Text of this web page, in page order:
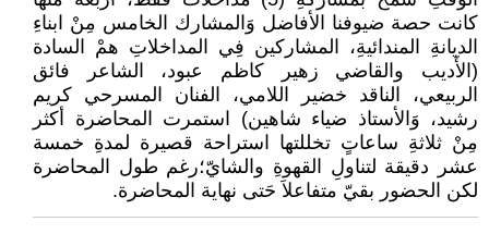
كانت حصة ضيوفنا الأفاضل وَالمشارك الخامس مِنْ ابناءِ
الديانةِ المندائيةِ، المشاركين فِي المداخلاتِ همْ السادة
(الأَديب والقاضي زهير كاظم عبود، الشاعر فائق
الربيعي، الناقد خضير اللامي، الفنان المسرحي كريم
رشيد، وَالأستاذ ضياء شاهين) استمرت المحاضرة أكثر
مِنْ ثلاثةِ ساعاتٍ تخللتها استراحة قصيرة لمدةِ خمسة
عشر دقيقة لتناولِ القهوةِ والشايّ؛رغم طول المحاضرة
لكن الحضور بقيّ متفاعلاَ حَتى نهاية المحاضرة.